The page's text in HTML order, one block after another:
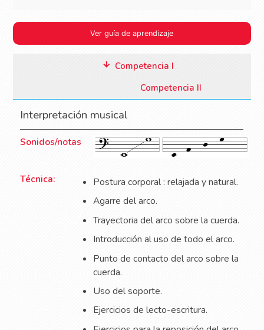
Ver guía de aprendizaje
Competencia I
Competencia II
Interpretación musical
Sonidos/notas
Técnica:
Postura corporal : relajada y natural.
Agarre del arco.
Trayectoria del arco sobre la cuerda.
Introducción al uso de todo el arco.
Punto de contacto del arco sobre la
cuerda.
Uso del soporte.
Ejercicios de lecto-escritura.